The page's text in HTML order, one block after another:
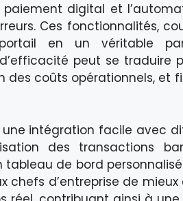
paiement digital et
Ces fonctionnalités,
en un véritable
peut se traduire
des coûts opérationnels, et
intégration facile avec
des transactions
tableau de bord
chefs d’entreprise de